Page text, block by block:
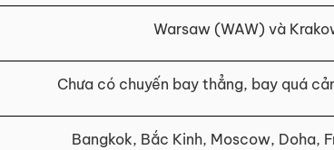
Warsaw (WAW) và
Chưa có chuyến bay thẳng, bay quá
Bangkok, Bắc Kinh, Moscow, Doha,